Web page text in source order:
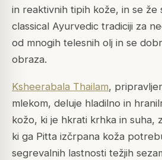
in reaktivnih tipih kože, in se že
classical Ayurvedic tradiciji za
od mnogih telesnih olj in se
obraza.
Ksheerabala Thailam,
mlekom, deluje hladilno in
kožo, ki je hkrati krhka in suha,
ki ga Pitta izčrpana koža
segrevalnih lastnosti težjih